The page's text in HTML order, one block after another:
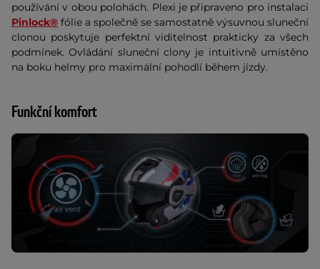
používání v obou polohách. Plexi je připraveno pro instalaci
Pinlock® fólie a společně se samostatně výsuvnou sluneční
clonou poskytuje perfektní viditelnost prakticky za všech
podmínek. Ovládání sluneční clony je intuitivně umístěno
na boku helmy pro maximální pohodlí během jízdy.
Funkční komfort